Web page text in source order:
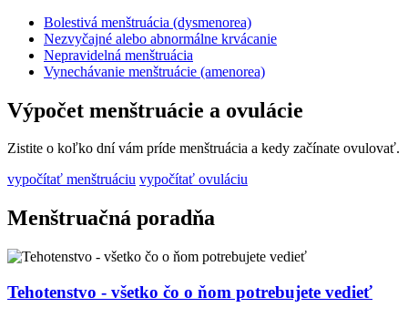
Bolestivá menštruácia (dysmenorea)
Nezvyčajné alebo abnormálne krvácanie
Nepravidelná menštruácia
Vynechávanie menštruácie (amenorea)
Výpočet menštruácie a ovulácie
Zistite o koľko dní vám príde menštruácia a kedy začínate ovulovať.
vypočítať menštruáciu vypočítať ovuláciu
Menštruačná poradňa
Tehotenstvo - všetko čo o ňom potrebujete vedieť